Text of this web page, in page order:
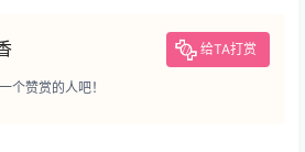
给TA打赏
个赞赏的人吧！